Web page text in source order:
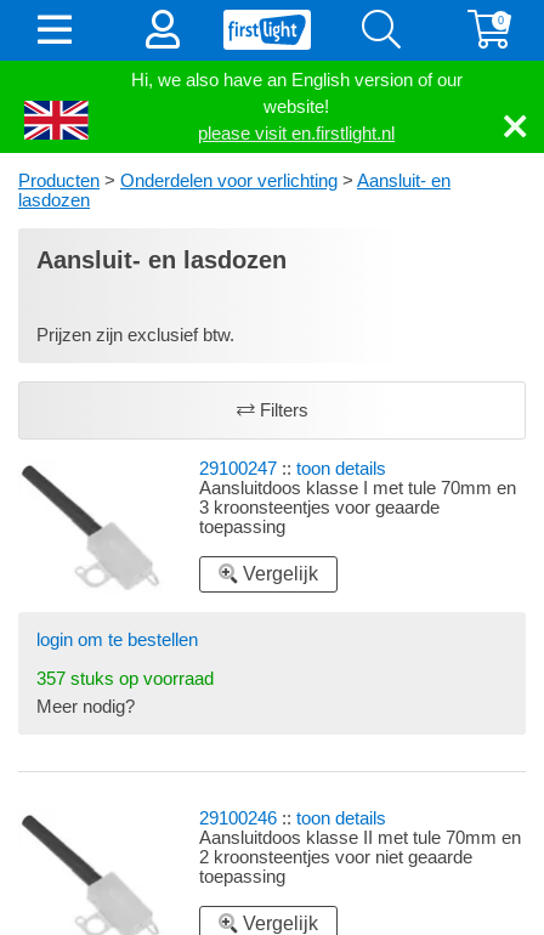
Hi, we also have an English version of our
website!
please visit en.firstlight.nl
0
Producten > Onderdelen voor verlichting > Aansluit- en
lasdozen
Aansluit- en lasdozen
Prijzen zijn exclusief btw.
Filters
29100247 ::toon details
Aansluitdoos klasse I met tule 70mm en
3 kroonsteentjes voor geaarde
toepassing
Vergelijk
login om te bestellen
357 stuks op voorraad
Meer nodig?
29100246 ::toon details
Aansluitdoos klasse II met tule 70mm en
2 kroonsteentjes voor niet geaarde
toepassing
Vergelijk